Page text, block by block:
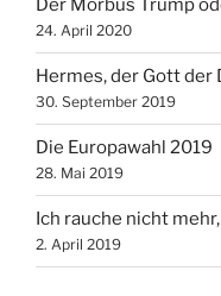
Der Morbus Trump
24. April 2020
Hermes, der Gott der
30. September 2019
Die Europawahl 2019
28. Mai 2019
Ich rauche nicht
2. April 2019